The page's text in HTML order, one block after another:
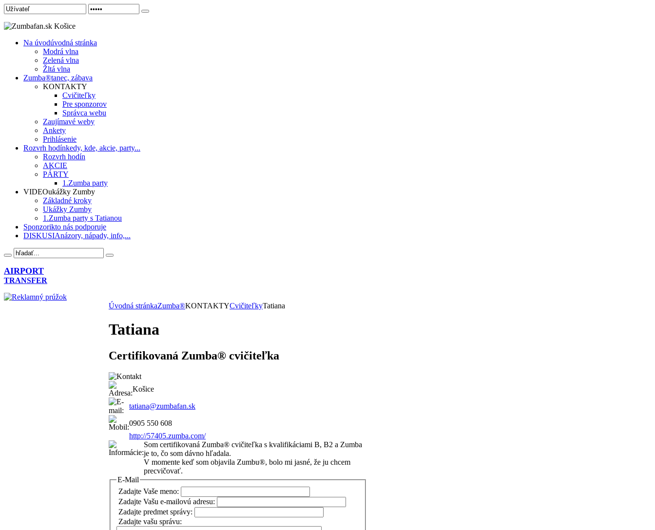
Na úvodúvodná stránka
Modrá vlna
Zelená vlna
Žltá vlna
Zumba®tanec, zábava
KONTAKTY
Cvičiteľky
Pre sponzorov
Správca webu
Zaujímavé weby
Ankety
Prihlásenie
Rozvrh hodínkedy, kde, akcie, party...
Rozvrh hodín
AKCIE
PÁRTY
1.Zumba party
VIDEOukážky Zumby
Základné kroky
Ukážky Zumby
1.Zumba party s Tatianou
Sponzorikto nás podporuje
DISKUSIAnázory, nápady, info,...
AIRPORT
TRANSFER
Úvodná stránkaZumba®KONTAKTYCvičiteľkyTatiana
Tatiana
Certifikovaná Zumba® cvičiteľka
Košice
tatiana@zumbafan.sk
0905 550 608
http://57405.zumba.com/
Som certifikovaná Zumba® cvičiteľka s kvalifikáciami B, B2 a Zumba
je to, čo som dávno hľadala.
V momente keď som objavila Zumbu®, bolo mi jasné, že ju chcem
precvičovať.
E-Mail
Zadajte Vaše meno:
Zadajte Vašu e-mailovú adresu:
Zadajte predmet správy:
Zadajte vašu správu: